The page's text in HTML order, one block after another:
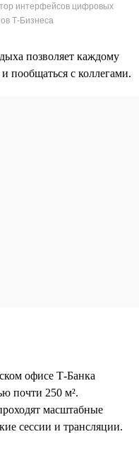
интерфейсов цифровых
Т-Бизнеса
позволяет каждому
пообщаться с коллегами.
офисе Т-Банка
почти 250 м².
масштабные
сессии и трансляции.